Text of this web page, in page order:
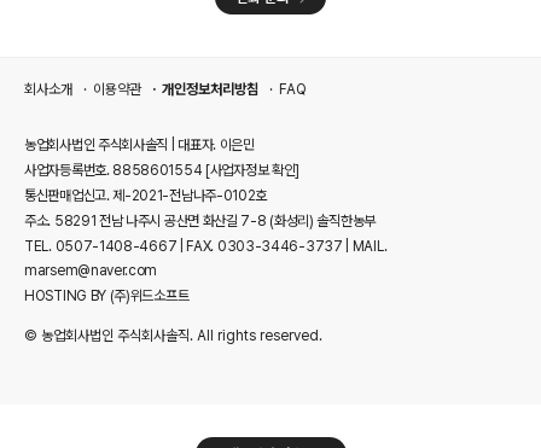
회사소개 이용약관 개인정보처리방침 FAQ
농업회사법인 주식회사솔직 | 대표자. 이은민
사업자등록번호. 8858601554 [사업자정보 확인]
통신판매업신고. 제-2021-전남나주-0102호
주소. 58291 전남 나주시 공산면 화산길 7-8 (화성리) 솔직한농부
TEL. 0507-1408-4667 | FAX. 0303-3446-3737 | MAIL.
marsem@naver.com
HOSTING BY (주)위드소프트
© 농업회사법인 주식회사솔직. All rights reserved.